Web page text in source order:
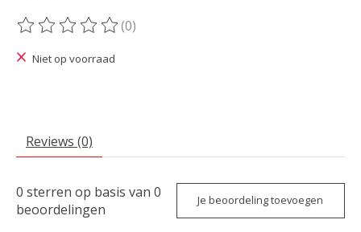
De beoordeling van dit product is
(0)
Niet op voorraad
Reviews (0)
0 sterren op basis van 0
beoordelingen
Je beoordeling toevoegen